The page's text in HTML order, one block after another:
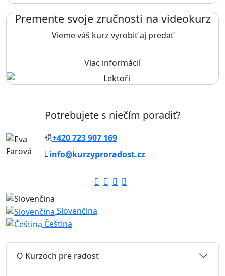
Premente svoje zručnosti na videokurz
Vieme váš kurz vyrobiť aj predať
Viac informácií
Potrebujete s niečím poradiť?
+420 723 907 169
info@kurzyproradost.cz
Slovenčina
Čeština
O Kurzoch pre radosť